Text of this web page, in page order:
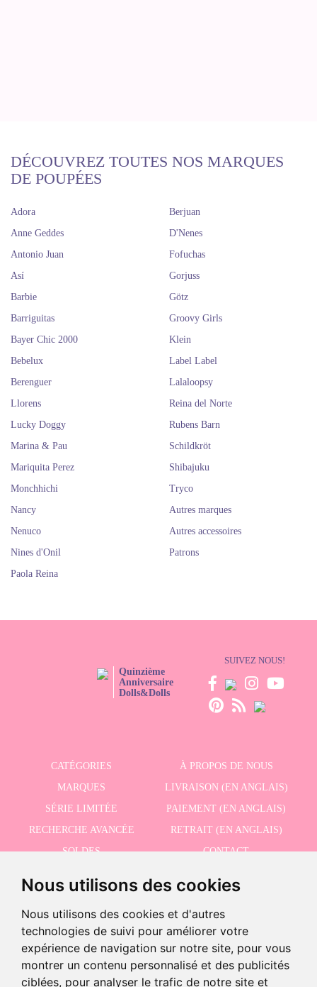
Nous utilisons des cookies
Nous utilisons des cookies et d'autres
technologies de suivi pour améliorer votre
expérience de navigation sur notre site, pour vous
montrer un contenu personnalisé et des publicités
ciblées, pour analyser le trafic de notre site et
DÉCOUVREZ TOUTES NOS MARQUES
DE POUPÉES
Adora
Anne Geddes
Antonio Juan
Así
Barbie
Barriguitas
Bayer Chic 2000
Bebelux
Berenguer
Berjuan
D'Nenes
Fofuchas
Gorjuss
Götz
Groovy Girls
Klein
Label Label
Lalaloopsy
Llorens
Lucky Doggy
Marina & Pau
Mariquita Perez
Monchhichi
Nancy
Nenuco
Nines d'Onil
Paola Reina
Reina del Norte
Rubens Barn
Schildkröt
Shibajuku
Tryco
Autres marques
Autres accessoires
Patrons
Quinzième
Anniversaire
Dolls&Dolls
SUIVEZ NOUS!
CATÉGORIES
À PROPOS DE NOUS
MARQUES
LIVRAISON (EN ANGLAIS)
SÉRIE LIMITÉE
PAIEMENT (EN ANGLAIS)
RECHERCHE AVANCÉE
RETRAIT (EN ANGLAIS)
SOLDES
CONTACT
J'accepte la politique de confidentialité